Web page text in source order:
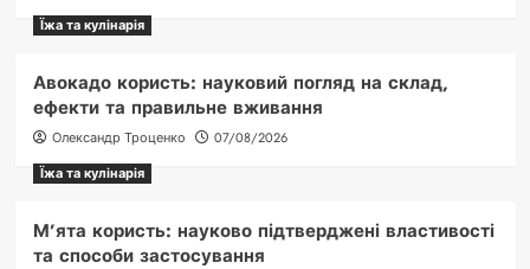
Їжа та кулінарія
Авокадо користь: науковий погляд на склад,
ефекти та правильне вживання
Олександр Троценко
07/08/2026
Їжа та кулінарія
М’ята користь: науково підтверджені властивості
та способи застосування